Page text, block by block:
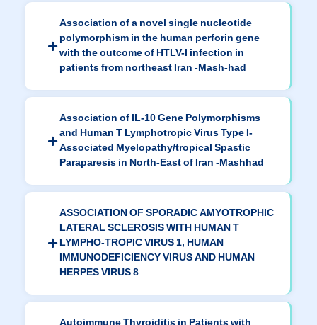
Association of a novel single nucleotide
polymorphism in the human perforin gene
with the outcome of HTLV-I infection in
patients from northeast Iran -Mash-had
Association of IL-10 Gene Polymorphisms
and Human T Lymphotropic Virus Type I-
Associated Myelopathy/tropical Spastic
Paraparesis in North-East of Iran -Mashhad
ASSOCIATION OF SPORADIC AMYOTROPHIC
LATERAL SCLEROSIS WITH HUMAN T
LYMPHO-TROPIC VIRUS 1, HUMAN
IMMUNODEFICIENCY VIRUS AND HUMAN
HERPES VIRUS 8